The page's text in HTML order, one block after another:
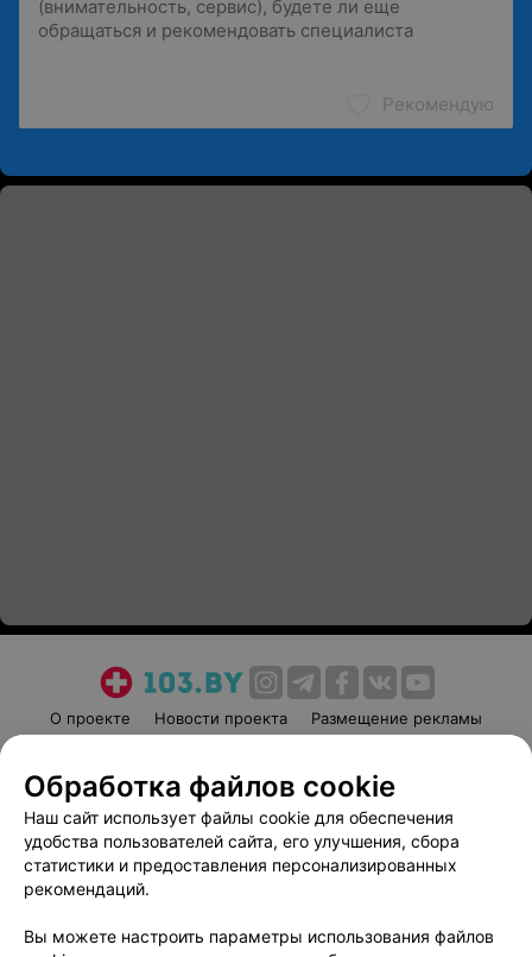
Рекомендую
О проекте Новости проекта
Размещение рекламы
Пользовательское соглашение
Способы оплаты
Вакансии
Партнеры
Написать руководителю 103.by
Обработка персональных данных
Обработка файлов cookie
Наш сайт использует файлы cookie для обеспечения
удобства пользователей сайта, его улучшения, сбора
статистики и предоставления персонализированных
рекомендаций.
Вы можете настроить параметры использования файлов